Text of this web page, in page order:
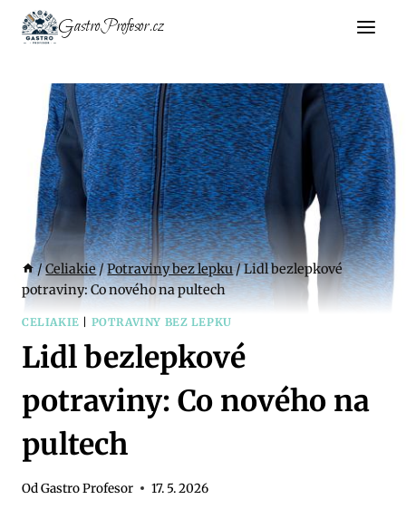
Přeskočit
GastroProfesor.cz
/Celiakie/Potraviny bez lepku/Lidl bezlepkové
potraviny: Co nového na pultech
CELIAKIE POTRAVINY BEZ LEPKU
Lidl bezlepkové
potraviny: Co nového na
pultech
OdGastro Profesor 17. 5. 2026